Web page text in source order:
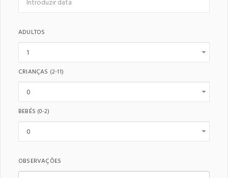
ADULTOS
CRIANÇAS (2-11)
BEBÉS (0-2)
OBSERVAÇÕES